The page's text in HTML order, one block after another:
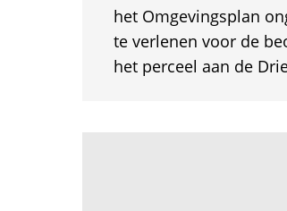
het Omgevingsplan
te verlenen voor de
het perceel aan de